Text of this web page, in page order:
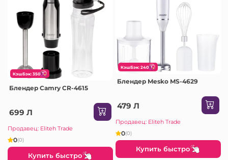
КэшБэк: 350
Блендер Camry CR-4615
699 Л
Продавец: Eliteh Trade
0(0)
Купить быстро
КэшБэк: 240
Блендер Mesko MS-4629
479 Л
Продавец: Eliteh Trade
0(0)
Купить быстро